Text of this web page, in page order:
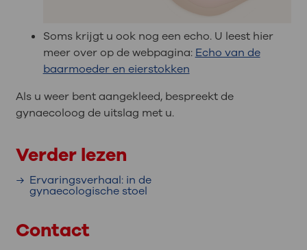
Soms krijgt u ook nog een echo. U leest hier
meer over op de webpagina: Echo van de
baarmoeder en eierstokken
Als u weer bent aangekleed, bespreekt de
gynaecoloog de uitslag met u.
Verder lezen
Ervaringsverhaal: in de
gynaecologische stoel
Contact